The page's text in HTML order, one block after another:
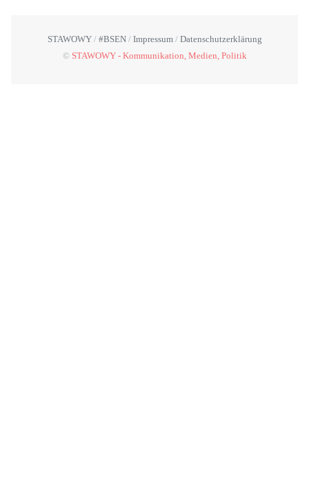
STAWOWY #BSEN Impressum
Datenschutzerklärung
© STAWOWY - Kommunikation, Medien, Politik